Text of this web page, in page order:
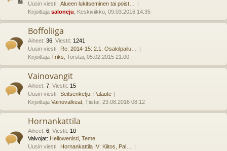
Uusin viesti: Alueen lukitseminen tai poist…
Kirjoittaja saloneju , Keskiviikko, 09.03.2016 14:35
Boffoliiga
Aiheet: 36 Viestit: 1241
Uusin viesti: Re: 2014-15: 2.1. Osakilpailu…
Kirjoittaja Triks , Torstai, 05.02.2015 21:00
Vainovangit
Aiheet: 7 Viestit: 15
Uusin viesti: Seitsenketju: Palaute
Kirjoittaja Vainovalkeat , Tiistai, 23.08.2016 08:12
Hornankattila
Aiheet: 6 Viestit: 10
Valvojat: Hellowenisti Teme
Uusin viesti: Hornankattila IV: Kiitos, Pal…